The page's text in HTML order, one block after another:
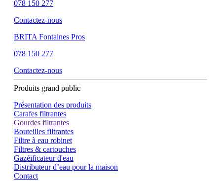
078 150 277
Contactez-nous
BRITA Fontaines Pros
078 150 277
Contactez-nous
Produits grand public
Présentation des produits
Carafes filtrantes
Gourdes filtrantes
Bouteilles filtrantes
Filtre à eau robinet
Filtres & cartouches
Gazéificateur d'eau
Distributeur d’eau pour la maison
Contact